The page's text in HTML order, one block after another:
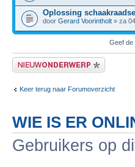
Oplossing
door Gerard Voorintholt » za
Geef de
Plaats een nieuw bericht
Keer terug naar Forumoverzicht
WIE IS ER
Gebruikers op